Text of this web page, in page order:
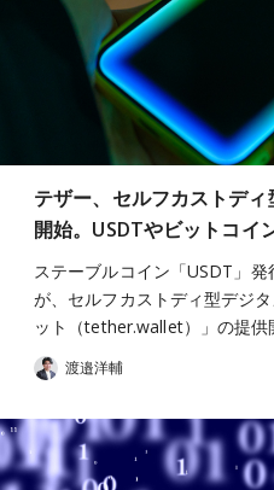
テザー、セルフカストデ
開始。USDTやビットコイ
ステーブルコイン「USDT」発
が、セルフカストディ型デジ
ット（tether.wallet）」の提
渡邉洋輔